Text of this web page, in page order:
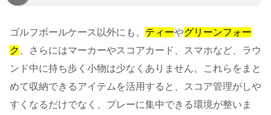
ゴルフボールケース以外にも、 ティーやグリーンフォー
ク
、さらにはマーカーやスコアカード、スマホなど、ラウ
ンド中に持ち歩く小物は少なくありません。これらをまと
めて収納できるアイテムを活用すると、スコア管理がしや
すくなるだけでなく、プレーに集中できる環境が整いま